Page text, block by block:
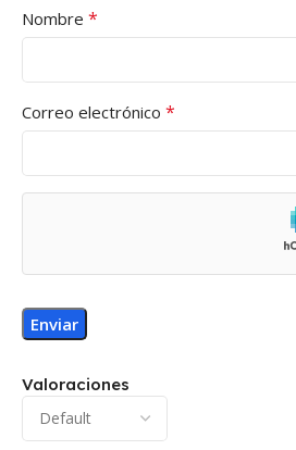
Valoraciones
Nombre *
Correo electrónico *